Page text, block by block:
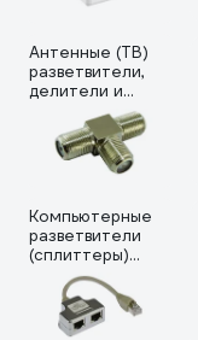
Антенные (ТВ)
разветвители,
делители и
сплиттеры
Компьютерные
разветвители
(сплиттеры)